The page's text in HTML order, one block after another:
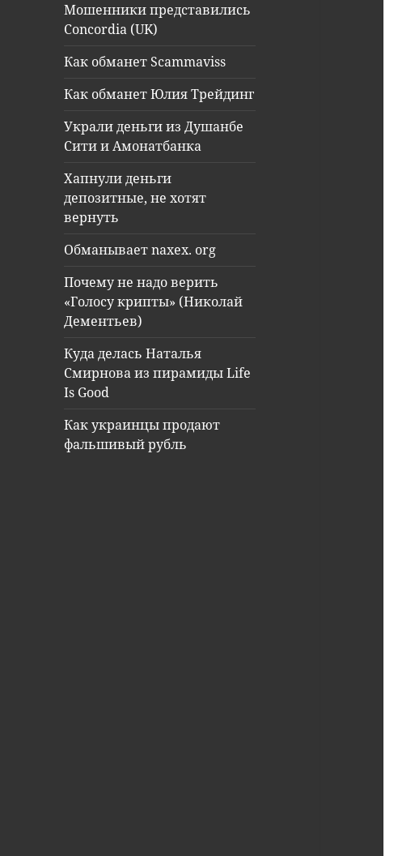
Мошенники представились
Concordia (UK)
Как обманет Scammaviss
Как обманет Юлия Трейдинг
Украли деньги из Душанбе
Сити и Амонатбанка
Хапнули деньги
депозитные, не хотят
вернуть
Обманывает naxex. org
Почему не надо верить
«Голосу крипты» (Николай
Дементьев)
Куда делась Наталья
Смирнова из пирамиды Life
Is Good
Как украинцы продают
фальшивый рубль